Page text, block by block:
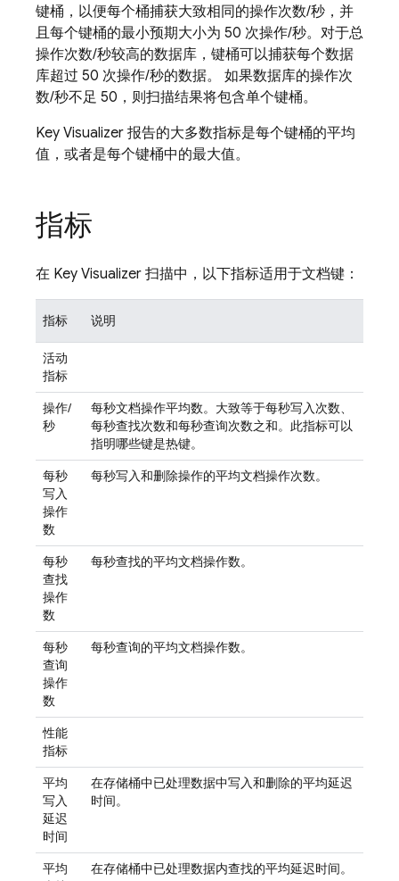
键桶，以便每个桶捕获大致相同的操作次数/秒，并
且每个键桶的最小预期大小为 50 次操作/秒。对于总
操作次数/秒较高的数据库，键桶可以捕获每个数据
库超过 50 次操作/秒的数据。 如果数据库的操作次
数/秒不足 50，则扫描结果将包含单个键桶。
Key Visualizer 报告的大多数指标是每个键桶的平均
值，或者是每个键桶中的最大值。
指标
在 Key Visualizer 扫描中，以下指标适用于文档键：
指标 说明
活动
指标
操作/
秒
每秒文档操作平均数。大致等于每秒写入次数、
每秒查找次数和每秒查询次数之和。此指标可以
指明哪些键是热键。
每秒
写入
操作
数
每秒写入和删除操作的平均文档操作次数。
每秒
查找
操作
数
每秒查找的平均文档操作数。
每秒
查询
操作
数
每秒查询的平均文档操作数。
性能
指标
平均
写入
延迟
时间
在存储桶中已处理数据中写入和删除的平均延迟
时间。
平均
在存储桶中已处理数据内查找的平均延迟时间。